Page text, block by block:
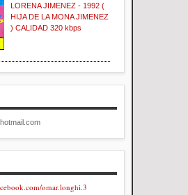
LORENA JIMENEZ - 1992 (
HIJA DE LA MONA JIMENEZ
) CALIDAD 320 kbps
omar.longhi.3